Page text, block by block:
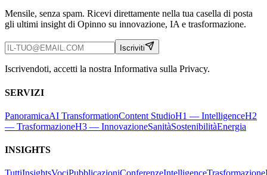
Mensile, senza spam. Ricevi direttamente nella tua casella di posta
gli ultimi insight di Opinno su innovazione, IA e trasformazione.
Iscriviti
Iscrivendoti, accetti la nostra Informativa sulla Privacy.
SERVIZI
PanoramicaAI TransformationContent StudioH1 — IntelligenceH2
— TrasformazioneH3 — InnovazioneSanitàSostenibilitàEnergia
INSIGHTS